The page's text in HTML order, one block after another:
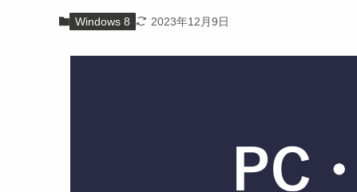
Windows 8 2023年12月9日